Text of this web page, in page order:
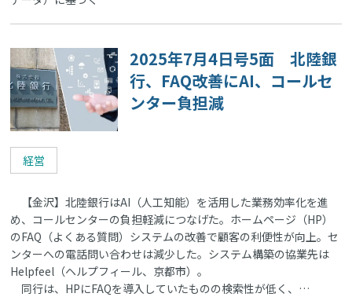
2025年7月4日号5面 北陸銀
行、FAQ改善にAI、コールセ
ンター負担減
経営
【金沢】北陸銀行はAI（人工知能）を活用した業務効率化を進
め、コールセンターの負担軽減につなげた。ホームページ（HP）
のFAQ（よくある質問）システムの改善で顧客の利便性が向上。セ
ンターへの電話問い合わせは減少した。システム構築の協業先は
Helpfeel（ヘルプフィール、京都市）。
同行は、HPにFAQを導入していたものの検索性が低く、…